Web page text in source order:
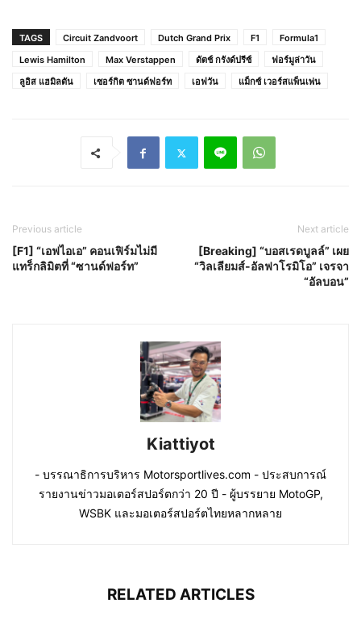
TAGS Circuit Zandvoort Dutch Grand Prix F1
Formula1
Lewis Hamilton
Max Verstappen ดัตช์ กรังด์ปรีซ์
ฟอร์มูล่าวัน
ลูอิส แฮมิลตัน
เซอร์กิต ซานด์ฟอร์ท เอฟวัน แม็กซ์ เวอร์สแพ็นเพ่น
Previous article
[F1] “เอฟไอเอ” คอนเฟิร์มไม่มี
แทร็กลิมิตที่ “ซานด์ฟอร์ท”
Next article
[Breaking] “บอสเรดบูลล์” เผย
“วิลเลียมส์-อัลฟาโรมิโอ” เจรจา
“อัลบอน”
Kiattiyot
- บรรณาธิการบริหาร Motorsportlives.com - ประสบการณ์
รายงานข่าวมอเตอร์สปอร์ตกว่า 20 ปี - ผู้บรรยาย MotoGP,
WSBK และมอเตอร์สปอร์ตไทยหลากหลาย
RELATED ARTICLES